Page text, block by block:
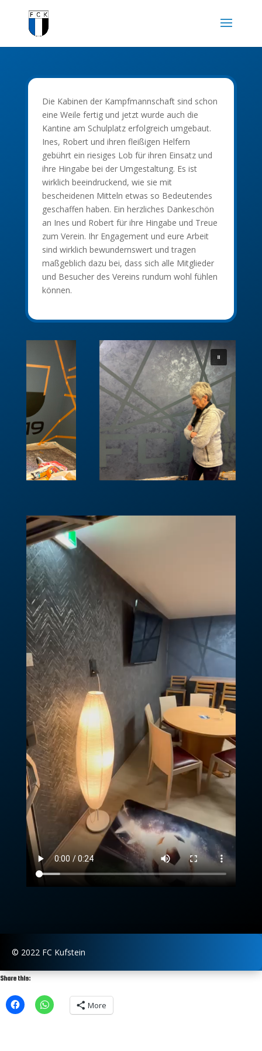
Die Kabinen der Kampfmannschaft sind schon
eine Weile fertig und jetzt wurde auch die
Kantine am Schulplatz erfolgreich umgebaut.
Ines, Robert und ihren fleißigen Helfern
gebührt ein riesiges Lob für ihren Einsatz und
ihre Hingabe bei der Umgestaltung. Es ist
wirklich beeindruckend, wie sie mit
bescheidenen Mitteln etwas so Bedeutendes
geschaffen haben. Ein herzliches Dankeschön
an Ines und Robert für ihre Hingabe und Treue
zum Verein. Ihr Engagement und eure Arbeit
sind wirklich bewundernswert und tragen
maßgeblich dazu bei, dass sich alle Mitglieder
und Besucher des Vereins rundum wohl fühlen
können.
© 2022 FC Kufstein
Share this:
More